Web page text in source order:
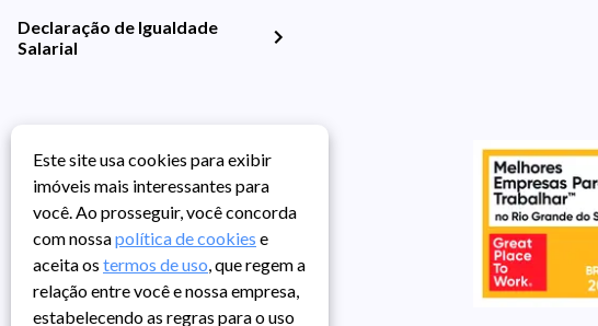
Declaração de Igualdade
Salarial
Este site usa cookies para exibir
imóveis mais interessantes para
você. Ao prosseguir, você concorda
com nossapolítica de cookies e
aceita os termos de uso, que regem a
relação entre você e nossa empresa,
estabelecendo as regras para o uso